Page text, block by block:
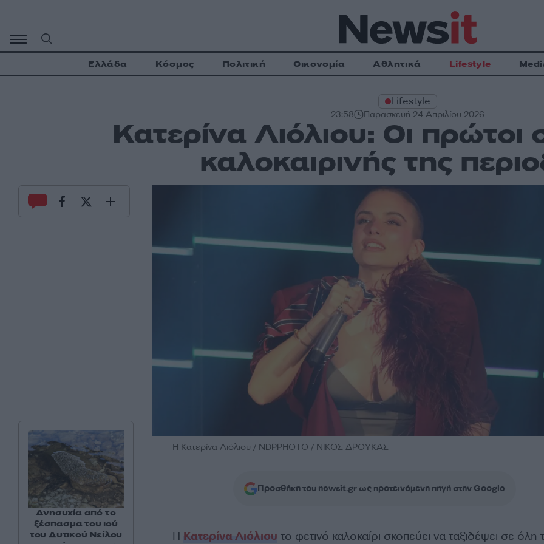
περιεχόμενο
Ελλάδα Κόσμος Πολιτική Οικονομία Αθλητικά Lifestyle
Lifestyle
23:58 Παρασκευή 24 Απριλίου 2026
Κατερίνα Λιόλιου: Οι πρώτοι
καλοκαιρινής της
Η Κατερίνα Λιόλιου / NDPPHOTO / ΝΙΚΟΣ ΔΡΟΥΚΑΣ
Προσθήκη του newsit.gr ως προτεινόμενη πηγή στην Google
Η Κατερίνα Λιόλιου το φετινό καλοκαίρι σκοπεύει να ταξιδέψει σε όλη
Ανησυχία από το
ξέσπασμα του ιού
του Δυτικού Νείλου